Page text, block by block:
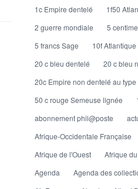
1c Empire dentelé
1f50
2 guerre mondiale
5
5 francs Sage
10f Atlantique
20 c bleu dentelé
20 c bleu
20c Empire non dentelé au type
50 c rouge Semeuse lignée
abonnement phil@poste
Afrique-Occidentale Française
Afrique de l'Ouest
Afrique
Agenda
Agenda des